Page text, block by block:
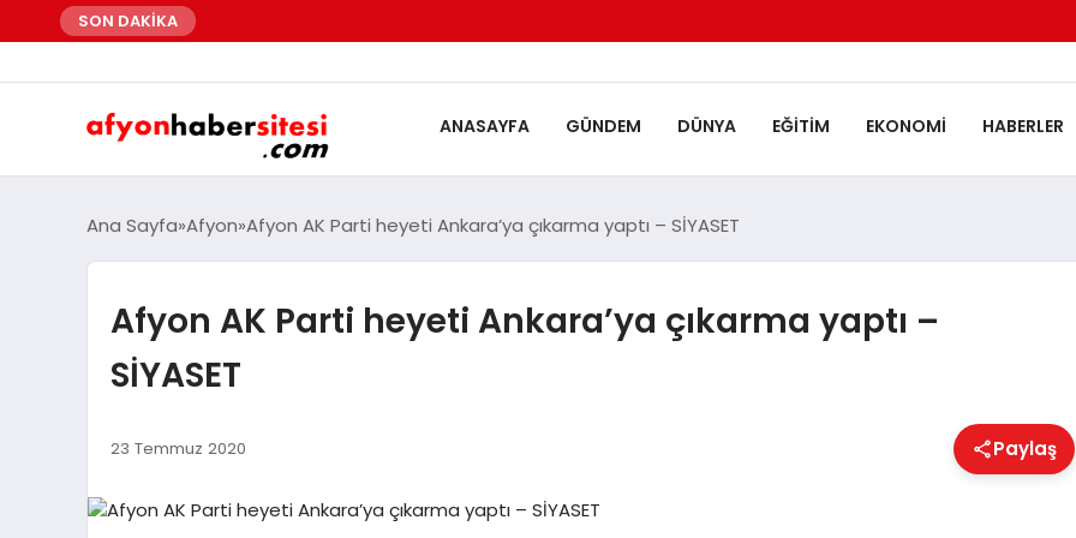
SON DAKİKA
ANASAYFA GÜNDEM DÜNYA EĞITIM EKONOMI HABERLER
Ana Sayfa Afyon Afyon AK Parti heyeti Ankara’ya çıkarma yaptı – SİYASET
Afyon AK Parti heyeti Ankara’ya çıkarma yaptı –
SİYASET
23 Temmuz 2020 Paylaş